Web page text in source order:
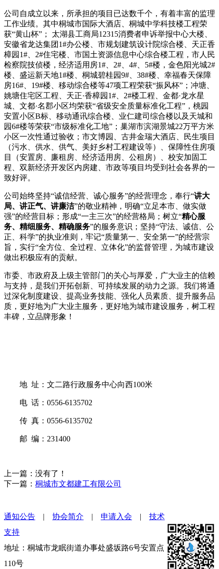
公司自成立以来，所承担的项目已达数千个，有着丰富的监理
工作业绩。其中桐城市国际大酒店、桐城中学科技楼工程荣
获“黄山杯”； 太湖县工商局12315消费者申诉举报中心大楼、
安徽省龙达集团1#办公楼、市规划建筑设计院综合楼、天正香
樟园1#、2#住宅楼、市国土资源信息中心综合楼工程，市人民
检察院技侦楼，经济适用房1#、2#、4#、5#楼，金色阳光城2#
楼、盛运新天地1#楼、桐城碧桂园9#、38#楼、幸福春天保障
房16#、19#楼、移动综合楼等47项工程荣获“振风杯”；冲塘、
姚塘住宅区工程、天正·香樟园1#、2#楼工程、金都·龙水星
城、文都·名郡小区均荣获“省级安全质量标准化工程”，桃园
安置小区B标、移动通讯综合楼、业仁建司综合楼以及天城和
园6#楼等荣获“市级标准化工地”；巢湖市滨湖景城22万平方米
小区一次性通过验收；市文博园、古井金瑞大酒店、民生项目
（污水、供水、供气、美好乡村工程建设等）、保障性住房项
目（安置房、廉租房、经济适用房、公租房）、校安加固工
程、双新经济开发区内房建、市政等项目均受到社会各界的一
致好评。
公司始终坚持“诚信经营、诚心服务”的经营理念，奉行“讲大
局、讲正气、讲廉洁”的敬业精神，明确“立足本市、做实做
强”的经营目标；形成“一主三次”的经营格局；树立“精心服
务、精细服务、精确服务”的服务意识；坚持“守法、诚信、公
正、科学”的执业准则，牢记“质量第一、安全第一”的经营宗
旨，实行“全方位、全过程、立体化”的监督管理，为城市建设
做出积极应有的贡献。
市委、市政府及上级主管部门的关心与厚爱，广大业主的信赖
与支持，是我们开拓创新、可持续发展的动力之源。我们将通
过深化制度建设、提高业务技能、强化人员素质、提升服务品
质，更好地为广大业主服务，更好地为城市建设服务，树工程
丰碑，立品牌形象！
地 址：文二路行政服务中心向西100米
电 话：0556-6135702
传 真：0556-6135702
邮 编：231400
上一篇：没有了！
下一篇： 桐城市文都建工有限公司
通知公告 | 协会简介 | 申请入会 | 技术
支持
地址：桐城市龙眠街道办事处盛坂路6号安置点
110号